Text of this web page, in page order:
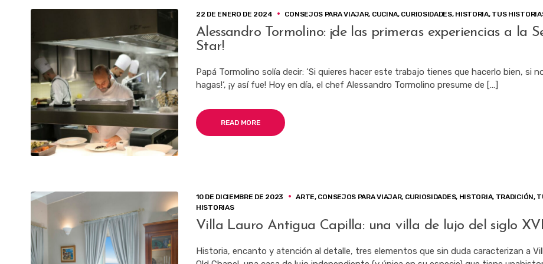
22 DE ENERO DE 2024 CONSEJOS PARA VIAJAR, CUCINA, CURIOSIDADES, HISTORIA, TUS
Alessandro Tormolino: ¡de las primeras experiencias a la
Star!
Papá Tormolino solía decir: ‘Si quieres hacer este trabajo tienes que hacerlo bien, si
hagas!‘, ¡y así fue! Hoy en día, el chef Alessandro Tormolino presume de […]
READ MORE
10 DE DICIEMBRE DE 2023 ARTE, CONSEJOS PARA VIAJAR, CURIOSIDADES, HISTORIA, TRADICIÓN,
HISTORIAS
Villa Lauro Antigua Capilla: una villa de lujo del siglo
Historia, encanto y atención al detalle, tres elementos que sin duda caracterizan a